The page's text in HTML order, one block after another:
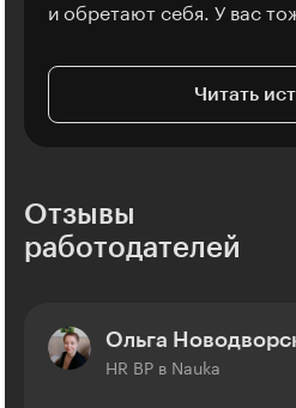
и обретают себя. У вас
Читать
Отзывы
работодателей
Ольга
HR BP в Nauka